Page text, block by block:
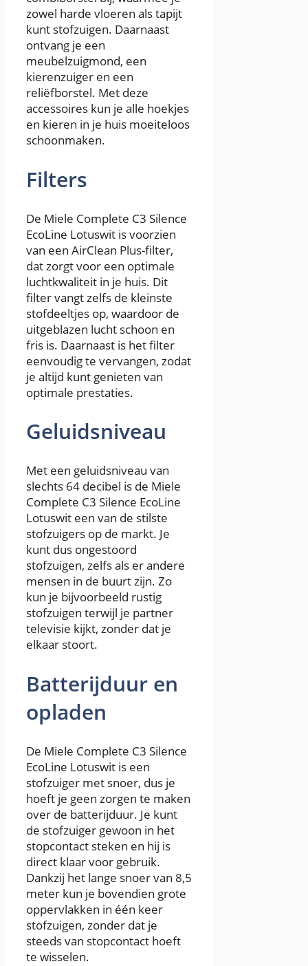
zowel harde vloeren als tapijt
kunt stofzuigen. Daarnaast
ontvang je een
meubelzuigmond, een
kierenzuiger en een
reliëfborstel. Met deze
accessoires kun je alle hoekjes
en kieren in je huis moeiteloos
schoonmaken.
Filters
De Miele Complete C3 Silence
EcoLine Lotuswit is voorzien
van een AirClean Plus-filter,
dat zorgt voor een optimale
luchtkwaliteit in je huis. Dit
filter vangt zelfs de kleinste
stofdeeltjes op, waardoor de
uitgeblazen lucht schoon en
fris is. Daarnaast is het filter
eenvoudig te vervangen, zodat
je altijd kunt genieten van
optimale prestaties.
Geluidsniveau
Met een geluidsniveau van
slechts 64 decibel is de Miele
Complete C3 Silence EcoLine
Lotuswit een van de stilste
stofzuigers op de markt. Je
kunt dus ongestoord
stofzuigen, zelfs als er andere
mensen in de buurt zijn. Zo
kun je bijvoorbeeld rustig
stofzuigen terwijl je partner
televisie kijkt, zonder dat je
elkaar stoort.
Batterijduur en
opladen
De Miele Complete C3 Silence
EcoLine Lotuswit is een
stofzuiger met snoer, dus je
hoeft je geen zorgen te maken
over de batterijduur. Je kunt
de stofzuiger gewoon in het
stopcontact steken en hij is
direct klaar voor gebruik.
Dankzij het lange snoer van 8,5
meter kun je bovendien grote
oppervlakken in één keer
stofzuigen, zonder dat je
steeds van stopcontact hoeft
te wisselen.